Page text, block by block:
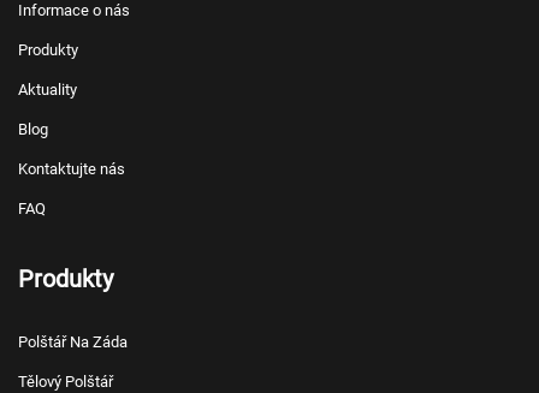
Informace o nás
Produkty
Aktuality
Blog
Kontaktujte nás
FAQ
Produkty
Polštář Na Záda
Tělový Polštář